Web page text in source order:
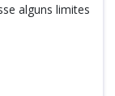
alguns limites